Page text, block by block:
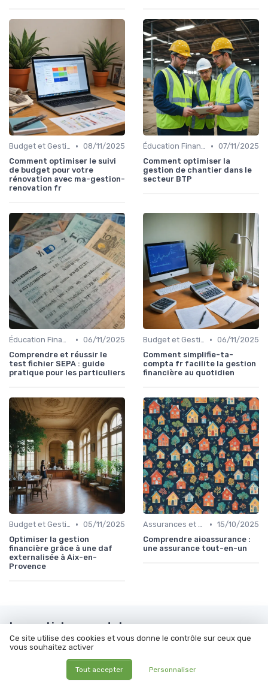
Budget et Gestion des Finances Personnelles • 08/11/2025
Comment optimiser le suivi
de budget pour votre
rénovation avec ma-gestion-
renovation fr
Éducation Financière • 07/11/2025
Comment optimiser la
gestion de chantier dans le
secteur BTP
Éducation Financière • 06/11/2025
Comprendre et réussir le
test fichier SEPA : guide
pratique pour les particuliers
Budget et Gestion des Finances Personnelles • 06/11/2025
Comment simplifie-ta-
compta fr facilite la gestion
financière au quotidien
Budget et Gestion des Finances Personnelles • 05/11/2025
Optimiser la gestion
financière grâce à une daf
externalisée à Aix-en-
Provence
Assurances et Protections Financières • 15/10/2025
Comprendre aioassurance :
une assurance tout-en-un
Les articles par date
Octobre 2023
Janvier 2024
Ce site utilise des cookies et vous donne le contrôle sur ceux que
vous souhaitez activer
Tout accepter Personnaliser